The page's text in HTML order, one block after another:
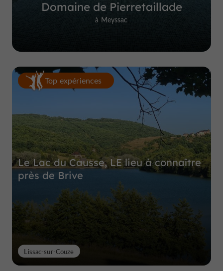
Domaine de Pierretaillade
à Meyssac
Top expériences
Le Lac du Causse, LE lieu à connaître
près de Brive
Lissac-sur-Couze